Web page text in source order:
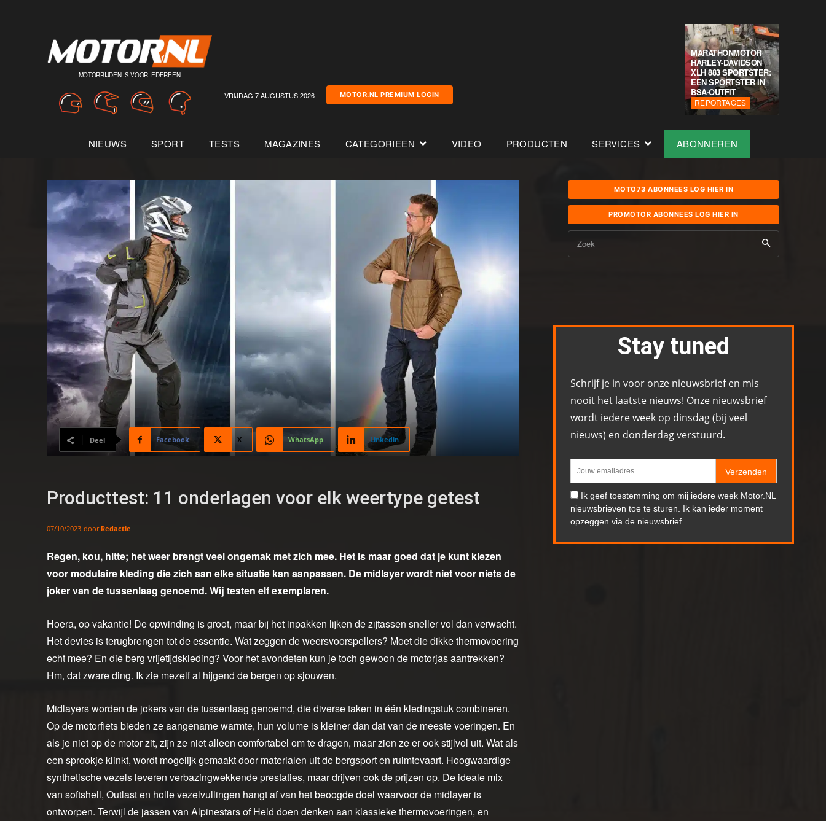
MOTORRIJDEN IS VOOR IEDEREEN
VRIJDAG 7 AUGUSTUS 2026 MOTOR.NL PREMIUM LOGIN
MARATHONMOTOR
HARLEY-DAVIDSON
XLH 883 SPORTSTER:
EEN SPORTSTER IN
BSA-OUTFIT
REPORTAGES
NIEUWS SPORT TESTS MAGAZINES CATEGORIEEN VIDEO PRODUCTEN SERVICES ABONNEREN
Deel Facebook X WhatsApp Linkedin
Producttest: 11 onderlagen voor elk weertype getest
07/10/2023 door Redactie
Regen, kou, hitte; het weer brengt veel ongemak met zich mee. Het is maar goed dat je kunt kiezen
voor modulaire kleding die zich aan elke situatie kan aanpassen. De midlayer wordt niet voor niets de
joker van de tussenlaag genoemd. Wij testen elf exemplaren.
Hoera, op vakantie! De opwinding is groot, maar bij het inpakken lijken de zijtassen sneller vol dan verwacht.
Het devies is terugbrengen tot de essentie. Wat zeggen de weersvoorspellers? Moet die dikke thermovoering
echt mee? En die berg vrijetijdskleding? Voor het avondeten kun je toch gewoon de motorjas aantrekken?
Hm, dat zware ding. Ik zie mezelf al hijgend de bergen op sjouwen.
Midlayers worden de jokers van de tussenlaag genoemd, die diverse taken in één kledingstuk combineren.
Op de motorfiets bieden ze aangename warmte, hun volume is kleiner dan dat van de meeste voeringen. En
als je niet op de motor zit, zijn ze niet alleen comfortabel om te dragen, maar zien ze er ook stijlvol uit. Wat als
een sprookje klinkt, wordt mogelijk gemaakt door materialen uit de bergsport en ruimtevaart. Hoogwaardige
synthetische vezels leveren verbazingwekkende prestaties, maar drijven ook de prijzen op. De ideale mix
van softshell, Outlast en holle vezelvullingen hangt af van het beoogde doel waarvoor de midlayer is
ontworpen. Terwijl de jassen van Alpinestars of Held doen denken aan klassieke thermovoeringen, en
MOTO73 ABONNEES LOG HIER IN
PROMOTOR ABONNEES LOG HIER IN
Zoek
Stay tuned
Schrijf je in voor onze nieuwsbrief en mis
nooit het laatste nieuws! Onze nieuwsbrief
wordt iedere week op dinsdag (bij veel
nieuws) en donderdag verstuurd.
Verzenden
Ik geef toestemming om mij iedere week Motor.NL
nieuwsbrieven toe te sturen. Ik kan ieder moment
opzeggen via de nieuwsbrief.